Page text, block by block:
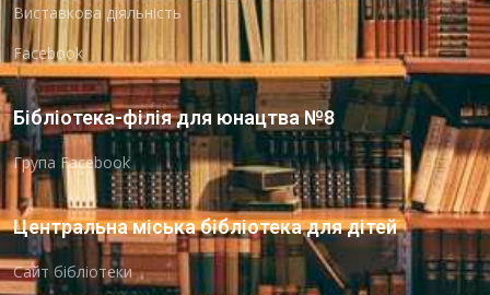
Виставкова діяльність
Facebook
Бібліотека-філія для юнацтва №8
Група Facebook
Центральна міська бібліотека для дітей
Сайт бібліотеки